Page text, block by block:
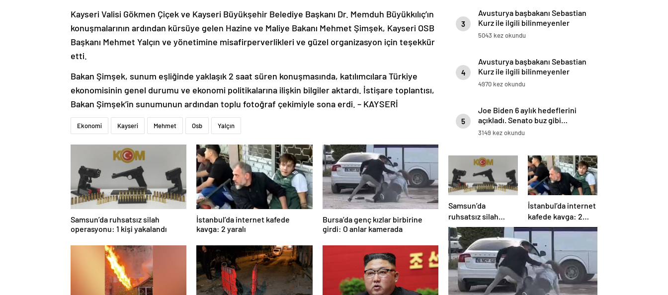
Kayseri Valisi Gökmen Çiçek ve Kayseri Büyükşehir Belediye Başkanı Dr. Memduh Büyükkılıç’ın
konuşmalarının ardından kürsüye gelen Hazine ve Maliye Bakanı Mehmet Şimşek, Kayseri OSB
Başkanı Mehmet Yalçın ve yönetimine misafirperverlikleri ve güzel organizasyon için teşekkür
etti.
Bakan Şimşek, sunum eşliğinde yaklaşık 2 saat süren konuşmasında, katılımcılara Türkiye
ekonomisinin genel durumu ve ekonomi politikalarına ilişkin bilgiler aktardı. İstişare toplantısı,
Bakan Şimşek’in sunumunun ardından toplu fotoğraf çekimiyle sona erdi. – KAYSERİ
Ekonomi Kayseri Mehmet Osb Yalçın
Samsun’da ruhsatsız silah
operasyonu: 1 kişi yakalandı
İstanbul’da internet kafede
kavga: 2 yaralı
Bursa’da genç kızlar birbirine
girdi: O anlar kamerada
3
Avusturya başbakanı Sebastian
Kurz ile ilgili bilinmeyenler
5043 kez okundu
4
Avusturya başbakanı Sebastian
Kurz ile ilgili bilinmeyenler
4970 kez okundu
5
Joe Biden 6 aylık hedeflerini
açıkladı. Senato buz gibi…
3149 kez okundu
Samsun’da
ruhsatsız silah
operasyonu: 1 kişi
yakalandı
İstanbul’da internet
kafede kavga: 2
yaralı